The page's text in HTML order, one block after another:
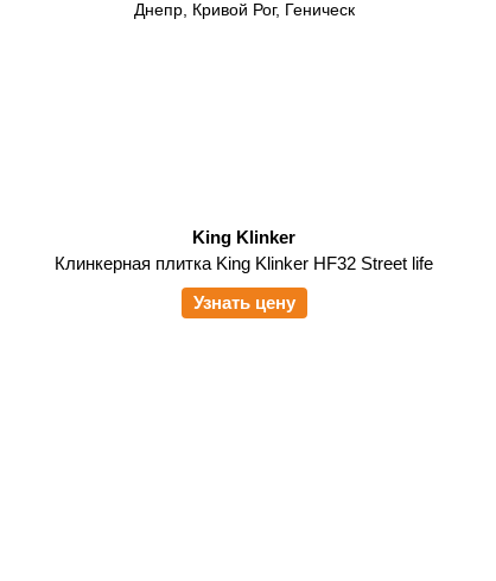
King Klinker
Клинкерная плитка King Klinker HF32 Street life
Узнать цену